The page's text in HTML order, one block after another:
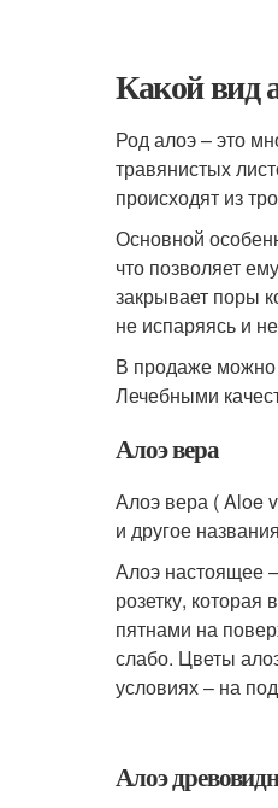
Какой вид
Род алоэ – это
травянистых
происходят из
Основной
что позволяет
закрывает поры
не испаряясь и
В продаже можно
Лечебными
Алоэ вера
Алоэ вера ( Aloe
и другое
Алоэ настоящее
розетку,
пятнами на
слабо. Цветы
условиях – на
Алоэ